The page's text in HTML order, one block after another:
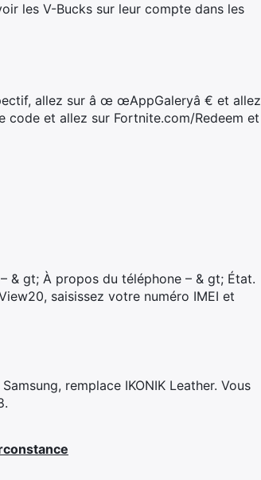
les V-Bucks sur leur compte dans les
allez sur â œ œAppGaleryâ € et allez
code et allez sur Fortnite.com/Redeem et
& gt; À propos du téléphone – & gt; État.
saisissez votre numéro IMEI et
remplace IKONIK Leather. Vous